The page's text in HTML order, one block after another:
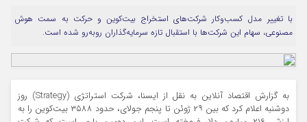
با تغییر مدل کسب‌وکار شرکت‌های استخراج بیت‌کوین و حرکت به سمت هوش
مصنوعی، سهام این شرکت‌ها با استقبال تازه سرمایه‌گذاران روبه‌رو شده است.
به گزارش اقتصاد آنلاین به نقل از ایسنا، شرکت استراتژی (Strategy) روز
دوشنبه اعلام کرد که بین ۲۹ ژوئن تا پنجم جولای، حدود ۳۵۸۸ بیت‌کوین را به